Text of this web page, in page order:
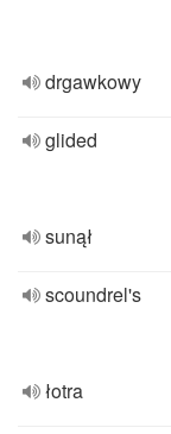
drgawkowy
glided
sunął
scoundrel's
łotra